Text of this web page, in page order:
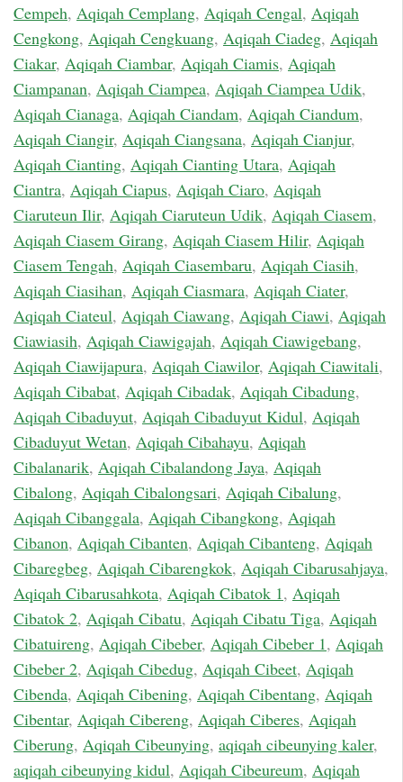
Cempeh, Aqiqah Cemplang, Aqiqah Cengal, Aqiqah
Cengkong, Aqiqah Cengkuang, Aqiqah Ciadeg, Aqiqah
Ciakar, Aqiqah Ciambar, Aqiqah Ciamis, Aqiqah
Ciampanan, Aqiqah Ciampea, Aqiqah Ciampea Udik,
Aqiqah Cianaga, Aqiqah Ciandam, Aqiqah Ciandum,
Aqiqah Ciangir, Aqiqah Ciangsana, Aqiqah Cianjur,
Aqiqah Cianting, Aqiqah Cianting Utara, Aqiqah
Ciantra, Aqiqah Ciapus, Aqiqah Ciaro, Aqiqah
Ciaruteun Ilir, Aqiqah Ciaruteun Udik, Aqiqah Ciasem,
Aqiqah Ciasem Girang, Aqiqah Ciasem Hilir, Aqiqah
Ciasem Tengah, Aqiqah Ciasembaru, Aqiqah Ciasih,
Aqiqah Ciasihan, Aqiqah Ciasmara, Aqiqah Ciater,
Aqiqah Ciateul, Aqiqah Ciawang, Aqiqah Ciawi, Aqiqah
Ciawiasih, Aqiqah Ciawigajah, Aqiqah Ciawigebang,
Aqiqah Ciawijapura, Aqiqah Ciawilor, Aqiqah Ciawitali,
Aqiqah Cibabat, Aqiqah Cibadak, Aqiqah Cibadung,
Aqiqah Cibaduyut, Aqiqah Cibaduyut Kidul, Aqiqah
Cibaduyut Wetan, Aqiqah Cibahayu, Aqiqah
Cibalanarik, Aqiqah Cibalandong Jaya, Aqiqah
Cibalong, Aqiqah Cibalongsari, Aqiqah Cibalung,
Aqiqah Cibanggala, Aqiqah Cibangkong, Aqiqah
Cibanon, Aqiqah Cibanten, Aqiqah Cibanteng, Aqiqah
Cibaregbeg, Aqiqah Cibarengkok, Aqiqah Cibarusahjaya,
Aqiqah Cibarusahkota, Aqiqah Cibatok 1, Aqiqah
Cibatok 2, Aqiqah Cibatu, Aqiqah Cibatu Tiga, Aqiqah
Cibatuireng, Aqiqah Cibeber, Aqiqah Cibeber 1, Aqiqah
Cibeber 2, Aqiqah Cibedug, Aqiqah Cibeet, Aqiqah
Cibenda, Aqiqah Cibening, Aqiqah Cibentang, Aqiqah
Cibentar, Aqiqah Cibereng, Aqiqah Ciberes, Aqiqah
Ciberung, Aqiqah Cibeunying, aqiqah cibeunying kaler,
aqiqah cibeunying kidul, Aqiqah Cibeureum, Aqiqah